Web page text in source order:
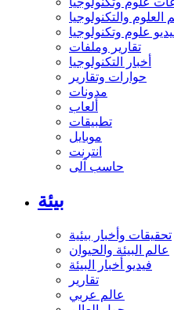
العلوم والتكنولوجيا
علوم وتكنولوجيا
تقارير وملفات
أخبار التكنولوجيا
حوارات وتقارير
مدونات
ألعاب
تطبيقات
موبايل
انترنت
حاسب آلى
بيئة
تحقيقات وأخبار بيئية
عالم البيئة والحيوان
فيديو أخبار البيئة
تقارير
عالم عربي